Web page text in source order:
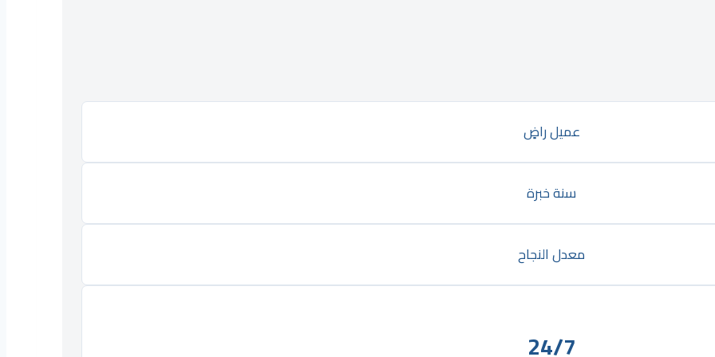
عميل راضٍ
سنة خبرة
معدل النجاح
24/7